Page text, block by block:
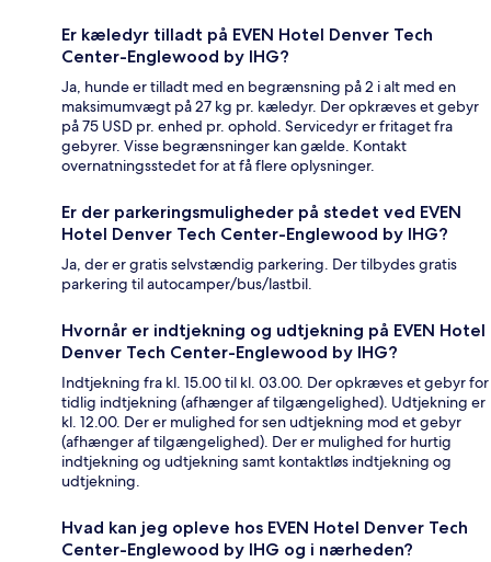
Er kæledyr tilladt på EVEN Hotel Denver Tech
Center-Englewood by IHG?
Ja, hunde er tilladt med en begrænsning på 2 i alt med en
maksimumvægt på 27 kg pr. kæledyr. Der opkræves et gebyr
på 75 USD pr. enhed pr. ophold. Servicedyr er fritaget fra
gebyrer. Visse begrænsninger kan gælde. Kontakt
overnatningsstedet for at få flere oplysninger.
Er der parkeringsmuligheder på stedet ved EVEN
Hotel Denver Tech Center-Englewood by IHG?
Ja, der er gratis selvstændig parkering. Der tilbydes gratis
parkering til autocamper/bus/lastbil.
Hvornår er indtjekning og udtjekning på EVEN Hotel
Denver Tech Center-Englewood by IHG?
Indtjekning fra kl. 15.00 til kl. 03.00. Der opkræves et gebyr for
tidlig indtjekning (afhænger af tilgængelighed). Udtjekning er
kl. 12.00. Der er mulighed for sen udtjekning mod et gebyr
(afhænger af tilgængelighed). Der er mulighed for hurtig
indtjekning og udtjekning samt kontaktløs indtjekning og
udtjekning.
Hvad kan jeg opleve hos EVEN Hotel Denver Tech
Center-Englewood by IHG og i nærheden?